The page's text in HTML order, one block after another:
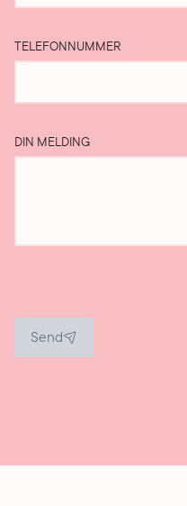
TELEFONNUMMER
DIN MELDING
Send